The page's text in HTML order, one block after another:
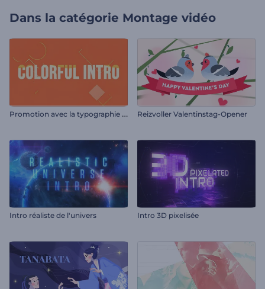
Dans la catégorie Montage vidéo
P
romotion avec la typographie colorée Reizvoller Valentinstag-Opener
Intro réaliste de l'univers Intro 3D pixelisée